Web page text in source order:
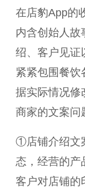
在店豹App的
内含创始人故
绍、客户见证
紧紧包围餐饮
据实际情况修
商家的文案问
①店铺介绍文
态，经营的产
客户对店铺的